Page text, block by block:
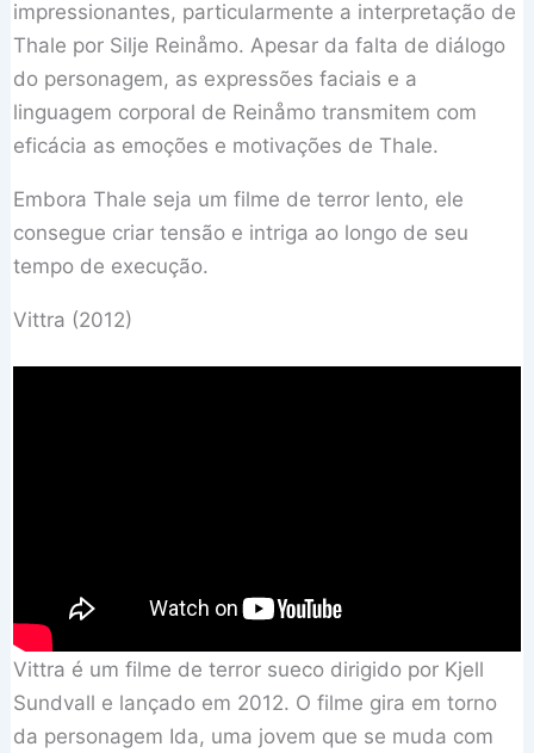
impressionantes, particularmente a interpretação de
Thale por Silje Reinåmo. Apesar da falta de diálogo
do personagem, as expressões faciais e a
linguagem corporal de Reinåmo transmitem com
eficácia as emoções e motivações de Thale.
Embora Thale seja um filme de terror lento, ele
consegue criar tensão e intriga ao longo de seu
tempo de execução.
Vittra (2012)
Vittra é um filme de terror sueco dirigido por Kjell
Sundvall e lançado em 2012. O filme gira em torno
da personagem Ida, uma jovem que se muda com